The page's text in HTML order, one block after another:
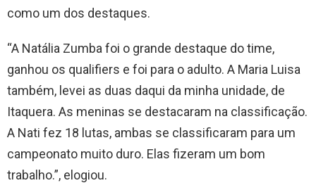
como um dos destaques.
“A Natália Zumba foi o grande destaque do time,
ganhou os qualifiers e foi para o adulto. A Maria Luisa
também, levei as duas daqui da minha unidade, de
Itaquera. As meninas se destacaram na classificação.
A Nati fez 18 lutas, ambas se classificaram para um
campeonato muito duro. Elas fizeram um bom
trabalho.”, elogiou.